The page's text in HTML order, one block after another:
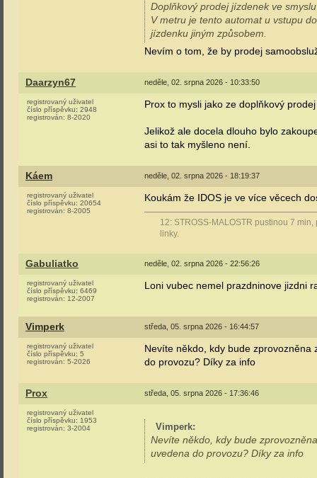
Doplňkový prodej jízdenek ve
V metru je tento automat u vstupu
jízdenku jiným způsobem.
Nevím o tom, že by prodej
Daarzyn67 neděle, 02. srpna 2026 - 10:33:50
registrovaný uživatel
číslo příspěvku: 2948
registrován: 8-2020
Prox to mysli jako ze doplňkový
Jelikož ale docela dlouho bylo
asi to tak myšleno není.
Káem neděle, 02. srpna 2026 - 18:19:37
registrovaný uživatel
číslo příspěvku: 20654
registrován: 8-2005
Koukám že IDOS je ve více věcech
12: STROSS-MALOSTR pustinou 7
linky.
Gabuliatko neděle, 02. srpna 2026 - 22:56:26
registrovaný uživatel
číslo příspěvku: 6469
registrován: 12-2007
Loni vubec nemel prazdninove jizdni
Vimperk středa, 05. srpna 2026 - 16:44:57
registrovaný uživatel
číslo příspěvku: 5
registrován: 5-2026
Nevíte někdo, kdy bude
do provozu? Díky za info
Prox středa, 05. srpna 2026 - 17:36:46
registrovaný uživatel
číslo příspěvku: 1953
registrován: 3-2004 Vimperk:
Nevíte někdo, kdy bude
uvedena do provozu? Díky za info